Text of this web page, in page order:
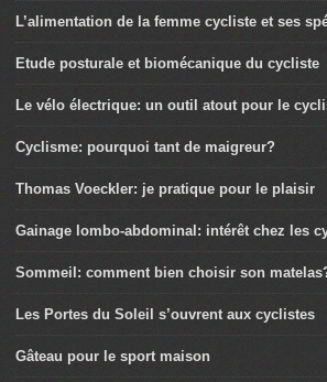
L’alimentation de la femme cycliste et ses
Etude posturale et biomécanique du cycliste
Le vélo électrique: un outil atout pour le
Cyclisme: pourquoi tant de maigreur?
Thomas Voeckler: je pratique pour le plaisir
Gainage lombo-abdominal: intérêt chez les
Sommeil: comment bien choisir son
Les Portes du Soleil s’ouvrent aux cyclistes
Gâteau pour le sport maison